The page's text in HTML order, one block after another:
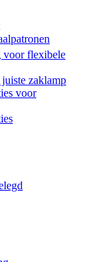
voor flexibele
zaklamp
voor